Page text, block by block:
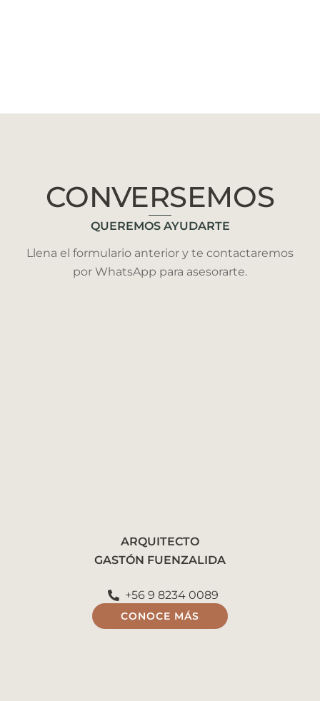
CONVERSEMOS
QUEREMOS AYUDARTE
Llena el formulario anterior y te contactaremos
por WhatsApp para asesorarte.
ARQUITECTO
GASTÓN FUENZALIDA
+56 9 8234 0089
CONOCE MÁS